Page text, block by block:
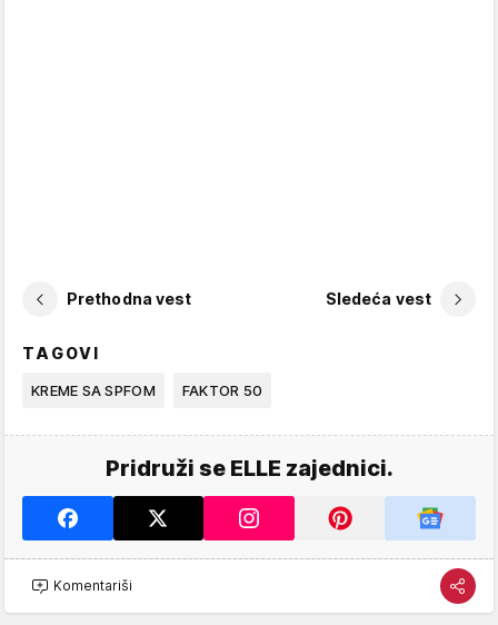
Prethodna vest Sledeća vest
TAGOVI
KREME SA SPFOM FAKTOR 50
Pridruži se ELLE zajednici.
Komentariši